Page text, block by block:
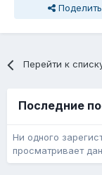
Перейти к
Последние
Ни одного
просматривает